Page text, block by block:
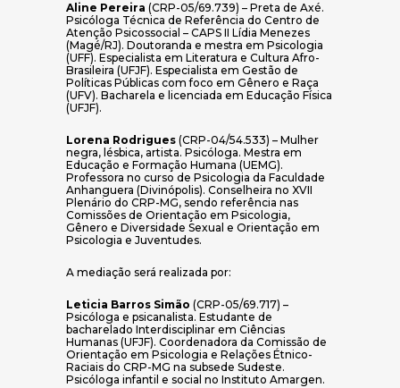
Aline Pereira (CRP-05/69.739) – Preta de Axé.
Psicóloga Técnica de Referência do Centro de
Atenção Psicossocial – CAPS II Lídia Menezes
(Magé/RJ). Doutoranda e mestra em Psicologia
(UFF). Especialista em Literatura e Cultura Afro-
Brasileira (UFJF). Especialista em Gestão de
Políticas Públicas com foco em Gênero e Raça
(UFV). Bacharela e licenciada em Educação Física
(UFJF).
Lorena Rodrigues (CRP-04/54.533) – Mulher
negra, lésbica, artista. Psicóloga. Mestra em
Educação e Formação Humana (UEMG).
Professora no curso de Psicologia da Faculdade
Anhanguera (Divinópolis). Conselheira no XVII
Plenário do CRP-MG, sendo referência nas
Comissões de Orientação em Psicologia,
Gênero e Diversidade Sexual e Orientação em
Psicologia e Juventudes.
A mediação será realizada por:
Leticia Barros Simão (CRP-05/69.717) –
Psicóloga e psicanalista. Estudante de
bacharelado Interdisciplinar em Ciências
Humanas (UFJF). Coordenadora da Comissão de
Orientação em Psicologia e Relações Étnico-
Raciais do CRP-MG na subsede Sudeste.
Psicóloga infantil e social no Instituto Amargen.